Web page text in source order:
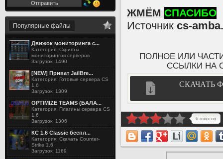
Популярные файлы
Движок мониторинга с...
Категория: Скрипты
мониторингов серверов
Загрузок: 1490
[NEW] Приват JailBre...
Категория: Готовые сервера CS
1.6
Загрузок: 1309
OPTIMIZE TEAMS (БАЛА...
Категория: Плагины сервера CS
1.6
Загрузок: 1306
КС 1.6 Classic беспл...
Категория: Скачать Counter-
Strike 1.6
Загрузок: 1169
ЖМЁМ СПАСИБО
Источник cs-
ПОЛНОЕ ИЛИ
ССЫЛКИ НА
СКАЧАТЬ
6 голосов